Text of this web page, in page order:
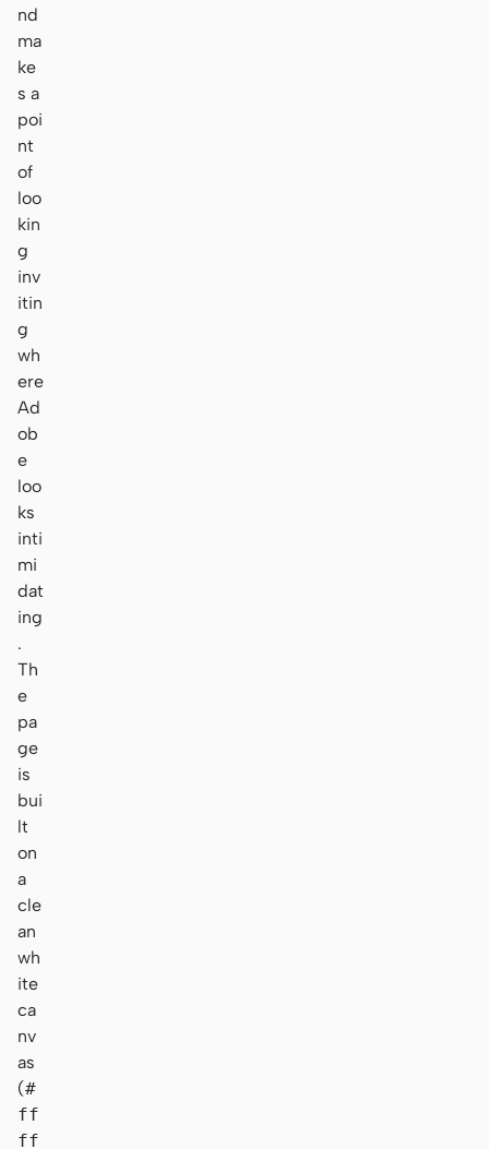
nd
ma
ke
s a
poi
nt
of
loo
kin
g
inv
itin
g
wh
ere
Ad
ob
e
loo
ks
inti
mi
dat
ing
.
Th
e
pa
ge
is
bui
lt
on
a
cle
an
wh
ite
ca
nv
as
(#
ff
ff